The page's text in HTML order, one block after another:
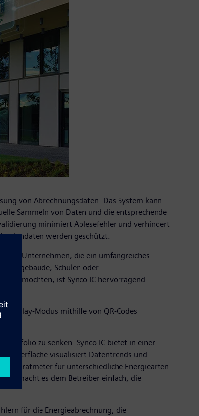
von Abrechnungsdaten. Das System kann
Sammeln von Daten und die entsprechende
minimiert Ablesefehler und verhindert
werden geschützt.
Unternehmen, die ein umfangreiches
Schulen oder
möchten, ist Synco IC hervorragend
Play-Modus mithilfe von QR-Codes
zu senken. Synco IC bietet in einer
visualisiert Datentrends und
für unterschiedliche Energiearten
macht es dem Betreiber einfach, die
für die Energieabrechnung, die